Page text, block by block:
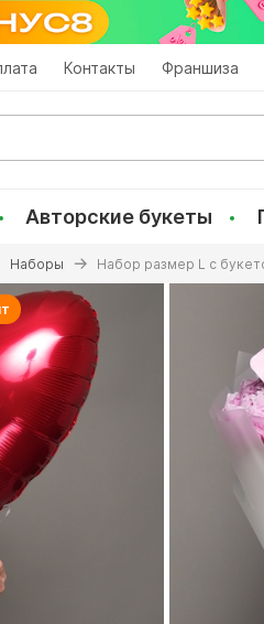
Контакты Франшиза
Авторские букеты
Наборы Набор размер L с